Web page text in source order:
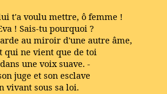
t'a voulu mettre, ô femme !
! Sais-tu pourquoi ?
au miroir d'une autre âme,
qui ne vient que de toi
une voix suave. -
juge et son esclave
vivant sous sa loi.